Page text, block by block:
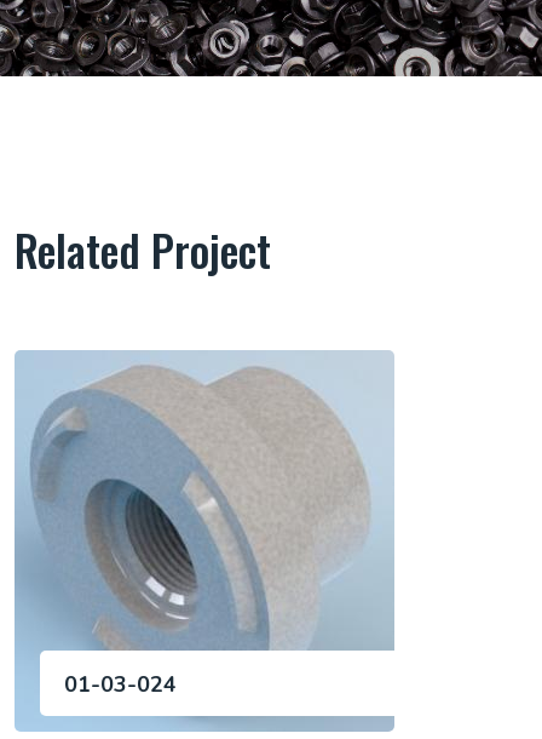
Related Project
01-03-024